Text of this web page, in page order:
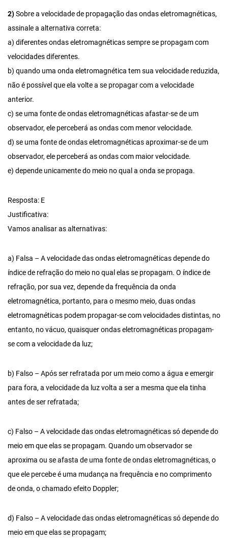
2)Sobre a velocidade de propagação das ondas eletromagnéticas,
assinale a alternativa correta:
a) diferentes ondas eletromagnéticas sempre se propagam com
velocidades diferentes.
b) quando uma onda eletromagnética tem sua velocidade reduzida,
não é possível que ela volte a se propagar com a velocidade
anterior.
c) se uma fonte de ondas eletromagnéticas afastar-se de um
observador, ele perceberá as ondas com menor velocidade.
d) se uma fonte de ondas eletromagnéticas aproximar-se de um
observador, ele perceberá as ondas com maior velocidade.
e) depende unicamente do meio no qual a onda se propaga.
Resposta: E
Justificativa:
Vamos analisar as alternativas:
a) Falsa – A velocidade das ondas eletromagnéticas depende do
índice de refração do meio no qual elas se propagam. O índice de
refração, por sua vez, depende da frequência da onda
eletromagnética, portanto, para o mesmo meio, duas ondas
eletromagnéticas podem propagar-se com velocidades distintas, no
entanto, no vácuo, quaisquer ondas eletromagnéticas propagam-
se com a velocidade da luz;
b) Falso – Após ser refratada por um meio como a água e emergir
para fora, a velocidade da luz volta a ser a mesma que ela tinha
antes de ser refratada;
c) Falso – A velocidade das ondas eletromagnéticas só depende do
meio em que elas se propagam. Quando um observador se
aproxima ou se afasta de uma fonte de ondas eletromagnéticas, o
que ele percebe é uma mudança na frequência e no comprimento
de onda, o chamado efeito Doppler;
d) Falso – A velocidade das ondas eletromagnéticas só depende do
meio em que elas se propagam;